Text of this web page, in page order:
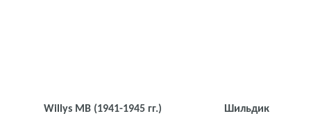
Willys MB (1941-1945 гг.) Шильдик